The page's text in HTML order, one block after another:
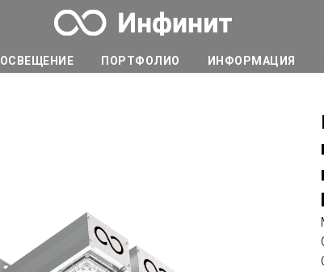
ОСВЕЩЕНИЕ ПОРТФОЛИО ИНФОРМАЦИЯ